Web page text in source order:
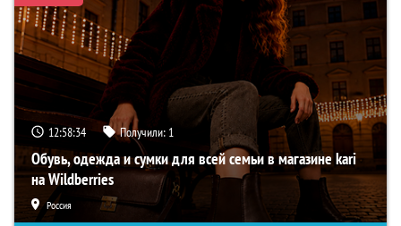
12:58:33 Получили: 1
Обувь, одежда и сумки для всей семьи в магазине kari
на Wildberries
Россия